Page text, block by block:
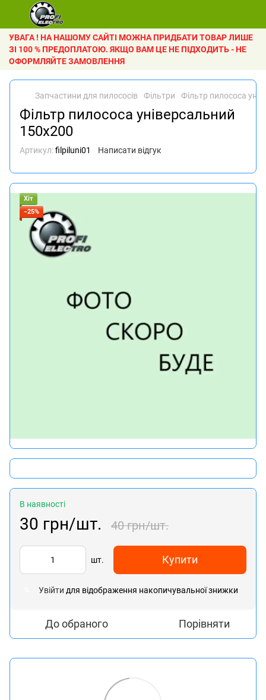
УВАГА ! НА НАШОМУ САЙТІ МОЖНА ПРИДБАТИ ТОВАР ЛИШЕ
ЗІ 100 % ПРЕДОПЛАТОЮ. ЯКЩО ВАМ ЦЕ НЕ ПІДХОДИТЬ - НЕ
ОФОРМЛЯЙТЕ ЗАМОВЛЕННЯ
Запчастини для пилососів Фільтри Фільтр пилососа
Фільтр пилососа універсальний
150х200
Артикул:filpiluni01 Написати відгук
Хіт
−25%
В наявності
30 грн/шт. 40 грн/шт.
шт. Купити
Увійти для відображення накопичувальної знижки
До обраного Порівняти